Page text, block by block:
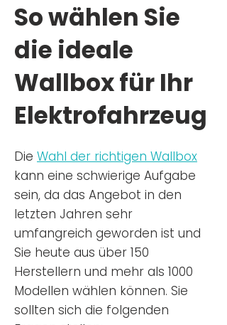
So wählen Sie
die ideale
Wallbox für Ihr
Elektrofahrzeug
Die Wahl der richtigen Wallbox
kann eine schwierige Aufgabe
sein, da das Angebot in den
letzten Jahren sehr
umfangreich geworden ist und
Sie heute aus über 150
Herstellern und mehr als 1000
Modellen wählen können. Sie
sollten sich die folgenden